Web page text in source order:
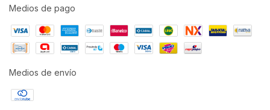
Medios de pago
Medios de envío